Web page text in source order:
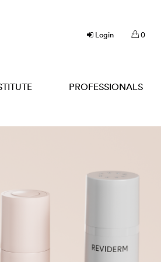
Login 0
PROFESSIONALS